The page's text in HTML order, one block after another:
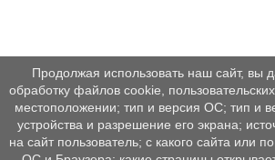
Продолжая использовать наш сайт, вы
обработку файлов cookie,
местоположении; тип и версия ОС; тип и
устройства и разрешение его экрана;
на сайт пользователь; с какого сайта или